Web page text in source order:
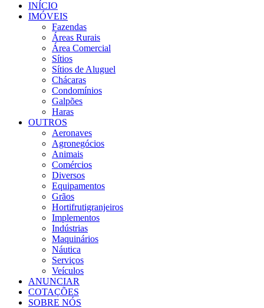
INÍCIO
IMÓVEIS
Fazendas
Áreas Rurais
Área Comercial
Sítios
Sítios de Aluguel
Chácaras
Condomínios
Galpões
Haras
OUTROS
Aeronaves
Agronegócios
Animais
Comércios
Diversos
Equipamentos
Grãos
Hortifrutigranjeiros
Implementos
Indústrias
Maquinários
Náutica
Serviços
Veículos
ANUNCIAR
COTAÇÕES
SOBRE NÓS